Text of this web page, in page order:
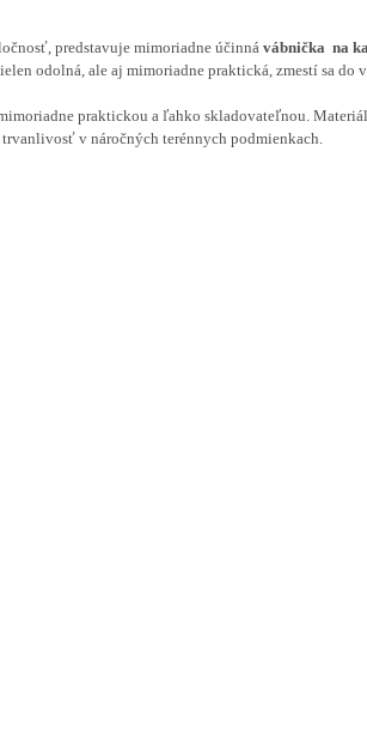
predstavuje mimoriadne účinná vábnička na
odolná, ale aj mimoriadne praktická, zmestí sa
praktickou a ľahko skladovateľnou.
v náročných terénnych podmienkach.